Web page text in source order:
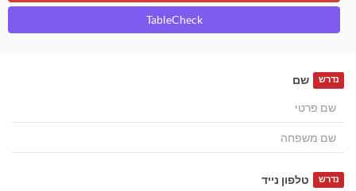
TableCheck
שם נדרש
טלפון נייד נדרש